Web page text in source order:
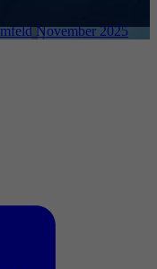
November 2025